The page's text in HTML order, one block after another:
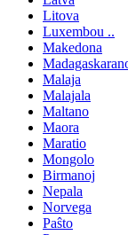
Litova
Luxembou ..
Makedona
Malaja
Malajala
Maltano
Maora
Maratio
Mongolo
Birmanoj
Nepala
Norvega
Paŝto